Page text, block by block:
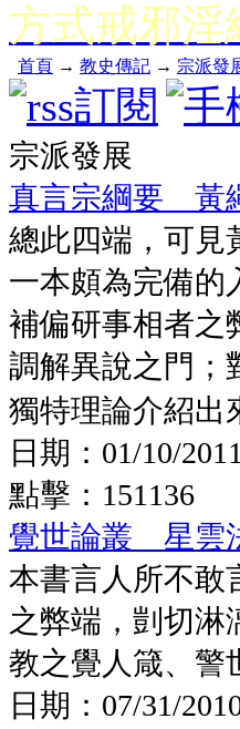
方式戒邪淫
首頁 → 教史傳記 → 宗派發
宗派發展
真言宗綱要 黃
總此四端，可見
一本頗為完備的
補偏研事相者之
調解異說之門；
獨特理論介紹出
日期： 01/10/
點擊： 151136
覺世論叢 星雲
本書言人所不敢
之弊端，剴切淋
教之覺人箴、警
日期： 07/31/